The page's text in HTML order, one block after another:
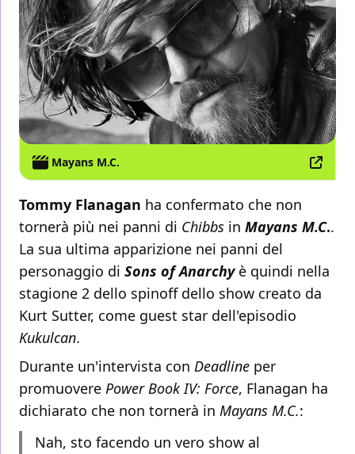
Mayans M.C.
Tommy Flanagan ha confermato che non
tornerà più nei panni di Chibbs in Mayans M.C..
La sua ultima apparizione nei panni del
personaggio di Sons of Anarchyè quindi nella
stagione 2 dello spinoff dello show creato da
Kurt Sutter, come guest star dell'episodio
Kukulcan.
Durante un'intervista con Deadline per
promuovere Power Book IV: Force, Flanagan ha
dichiarato che non tornerà in Mayans M.C.:
Nah, sto facendo un vero show al